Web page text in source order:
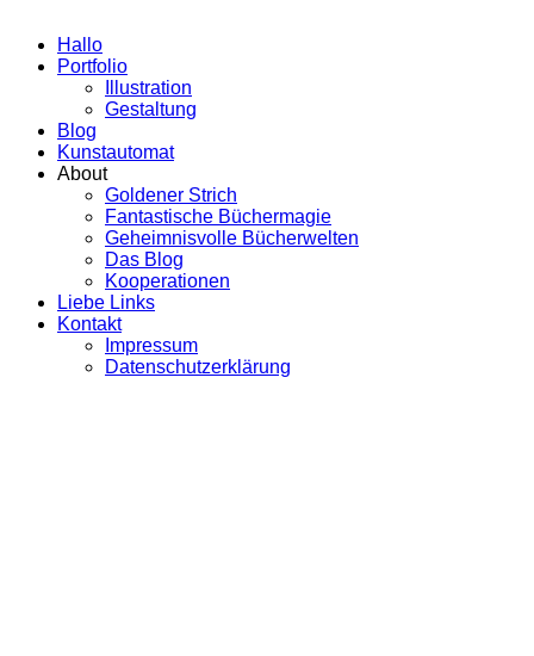
Hallo
Portfolio
Illustration
Gestaltung
Blog
Kunstautomat
About
Goldener Strich
Fantastische Büchermagie
Geheimnisvolle Bücherwelten
Das Blog
Kooperationen
Liebe Links
Kontakt
Impressum
Datenschutzerklärung